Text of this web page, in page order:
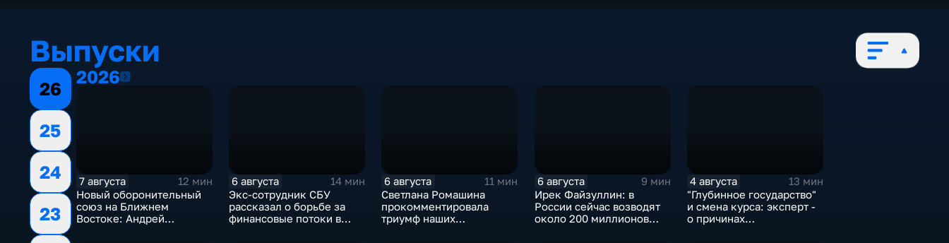
Выпуски
26
25
24
23
20262026
7 августа
12 мин
Новый оборонительный
союз на Ближнем
Востоке: Андрей
6 августа
14 мин
Экс-сотрудник СБУ
рассказал о борьбе за
финансовые потоки в
6 августа
11 мин
Светлана Ромашина
прокомментировала
триумф наших
6 августа
9 мин
Ирек Файзуллин: в
России сейчас возводят
около 200 миллионов
4 августа
13 мин
"Глубинное государство"
и смена курса: эксперт -
о причинах